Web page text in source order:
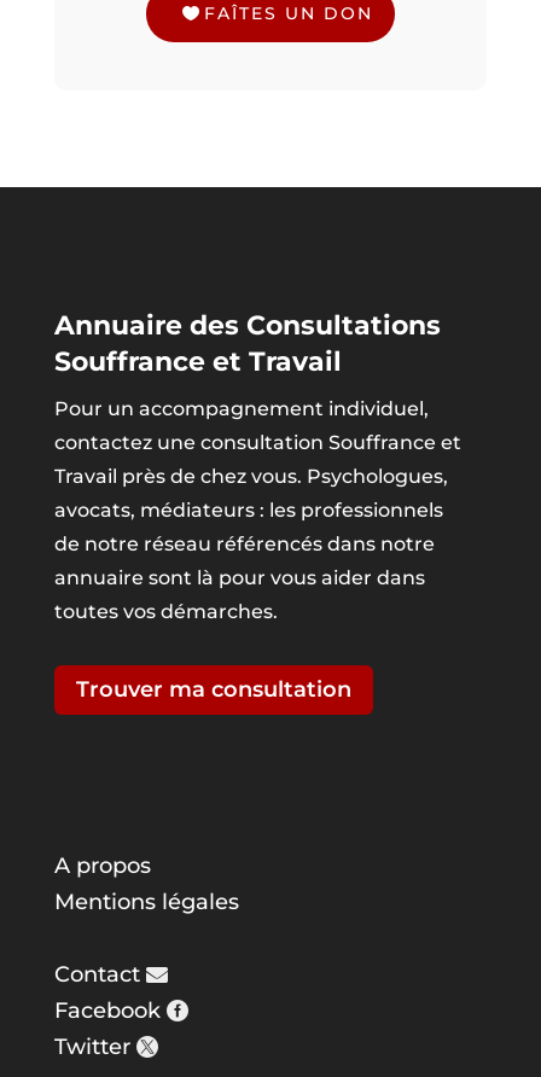
FAÎTES UN DON
Annuaire des Consultations
Souffrance et Travail
Pour un accompagnement individuel,
contactez une consultation Souffrance et
Travail près de chez vous. Psychologues,
avocats, médiateurs : les professionnels
de notre réseau référencés dans notre
annuaire sont là pour vous aider dans
toutes vos démarches.
Trouver ma consultation
A propos
Mentions légales
Contact
Facebook
Twitter